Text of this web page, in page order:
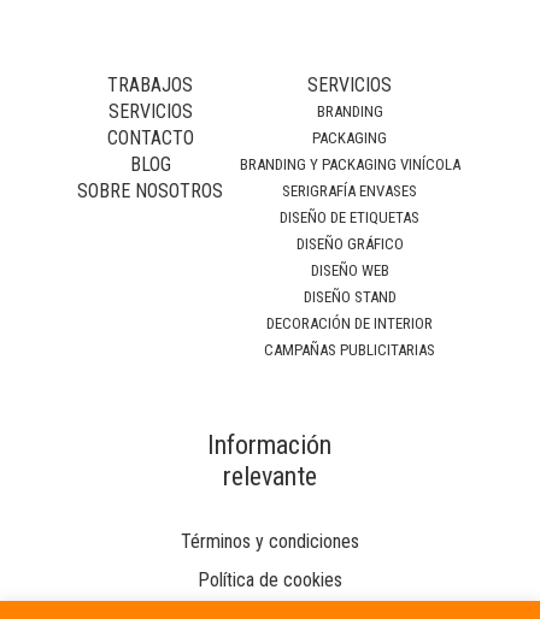
TRABAJOS
SERVICIOS
CONTACTO
BLOG
SOBRE NOSOTROS
SERVICIOS
BRANDING
PACKAGING
BRANDING Y PACKAGING VINÍCOLA
SERIGRAFÍA ENVASES
DISEÑO DE ETIQUETAS
DISEÑO GRÁFICO
DISEÑO WEB
DISEÑO STAND
DECORACIÓN DE INTERIOR
CAMPAÑAS PUBLICITARIAS
Información
relevante
Términos y condiciones
Política de cookies